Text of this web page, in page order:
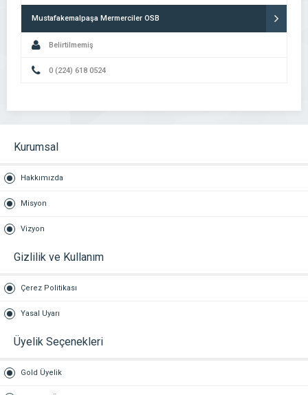
Mustafakemalpaşa Mermerciler OSB
Belirtilmemiş
0 (224) 618 0524
Kurumsal
Hakkımızda
Misyon
Vizyon
Gizlilik ve Kullanım
Çerez Politikası
Yasal Uyarı
Üyelik Seçenekleri
Gold Üyelik